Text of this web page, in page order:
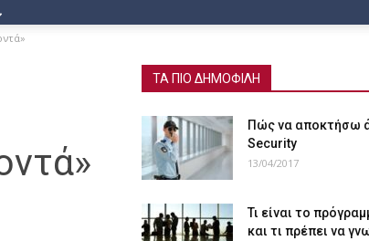
ΤΑ ΠΙΟ ΔΗΜΟΦΙΛΗ
Πώς να αποκτήσω
Security
13/04/2017
Τι είναι το
και τι πρέπει να